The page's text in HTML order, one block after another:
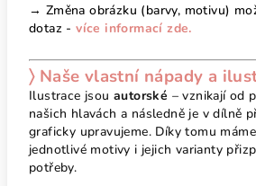
→ Změna obrázku (barvy, motivu)
dotaz -více informací zde.
〉 Naše vlastní nápady a
Ilustrace jsou autorské – vznikají od
našich hlavách a následně je v dílně
graficky upravujeme. Díky tomu
jednotlivé motivy i jejich varianty
potřeby.